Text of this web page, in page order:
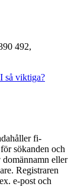
492,
så viktiga?
fi-
sökanden och
domännamn eller
Registraren
e-post och